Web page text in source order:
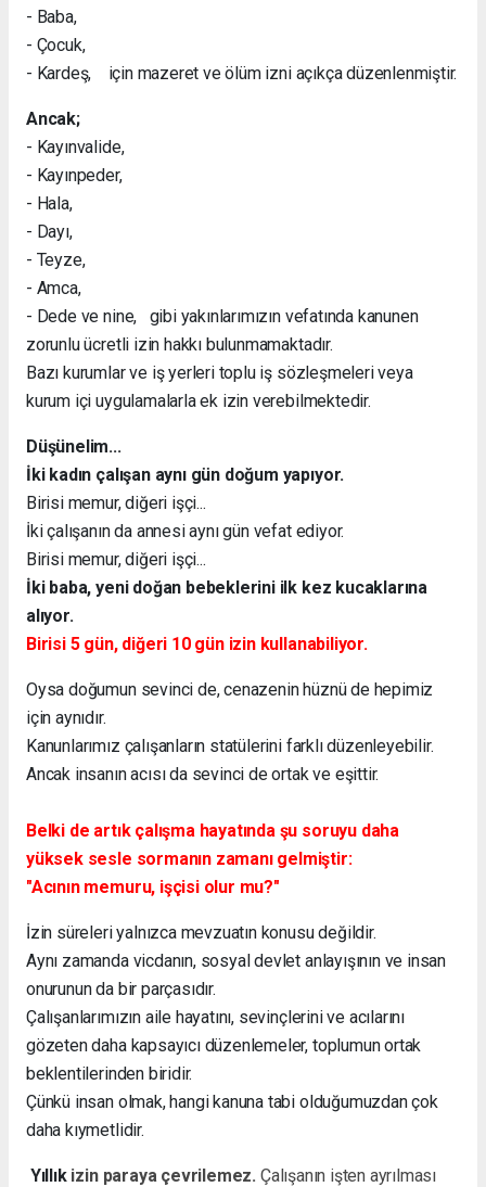
- Baba,
- Çocuk,
- Kardeş, için mazeret ve ölüm izni açıkça düzenlenmiştir.
Ancak;
- Kayınvalide,
- Kayınpeder,
- Hala,
- Dayı,
- Teyze,
- Amca,
- Dede ve nine, gibi yakınlarımızın vefatında kanunen
zorunlu ücretli izin hakkı bulunmamaktadır.
Bazı kurumlar ve iş yerleri toplu iş sözleşmeleri veya
kurum içi uygulamalarla ek izin verebilmektedir.
Düşünelim...
İki kadın çalışan aynı gün doğum yapıyor.
Birisi memur, diğeri işçi...
İki çalışanın da annesi aynı gün vefat ediyor.
Birisi memur, diğeri işçi...
İki baba, yeni doğan bebeklerini ilk kez kucaklarına
alıyor.
Birisi 5 gün, diğeri 10 gün izin kullanabiliyor.
Oysa doğumun sevinci de, cenazenin hüznü de hepimiz
için aynıdır.
Kanunlarımız çalışanların statülerini farklı düzenleyebilir.
Ancak insanın acısı da sevinci de ortak ve eşittir.
Belki de artık çalışma hayatında şu soruyu daha
yüksek sesle sormanın zamanı gelmiştir:
"Acının memuru, işçisi olur mu?"
İzin süreleri yalnızca mevzuatın konusu değildir.
Aynı zamanda vicdanın, sosyal devlet anlayışının ve insan
onurunun da bir parçasıdır.
Çalışanlarımızın aile hayatını, sevinçlerini ve acılarını
gözeten daha kapsayıcı düzenlemeler, toplumun ortak
beklentilerinden biridir.
Çünkü insan olmak, hangi kanuna tabi olduğumuzdan çok
daha kıymetlidir.
Yıllıkizin paraya çevrilemez. Çalışanın işten ayrılması